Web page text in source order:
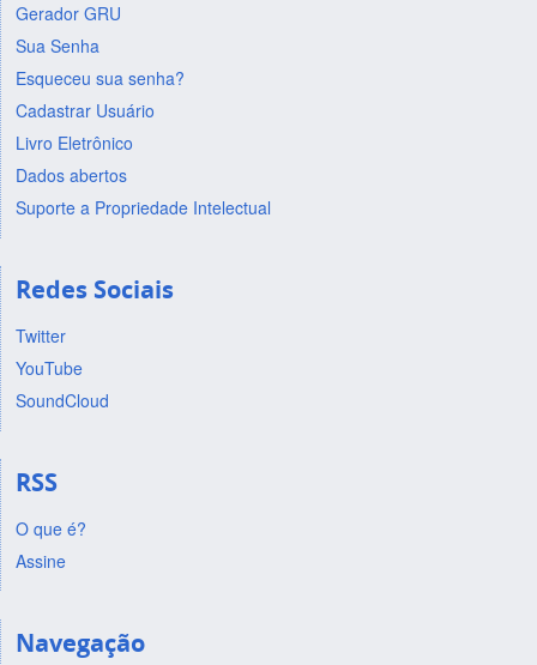
Gerador GRU
Sua Senha
Esqueceu sua senha?
Cadastrar Usuário
Livro Eletrônico
Dados abertos
Suporte a Propriedade Intelectual
Redes Sociais
Twitter
YouTube
SoundCloud
RSS
O que é?
Assine
Navegação